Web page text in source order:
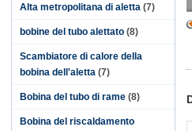
Alta metropolitana di aletta (7)
bobine del tubo alettato (8)
Scambiatore di calore della
bobina dell'aletta (7)
Bobina del tubo di rame (8)
Bobina del riscaldamento